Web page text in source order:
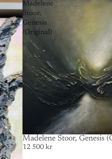
Madelene
Stoor,
Genesis
(Original)
AUSVERKAUFT
Madelene Stoor, Genesis
12 500 kr